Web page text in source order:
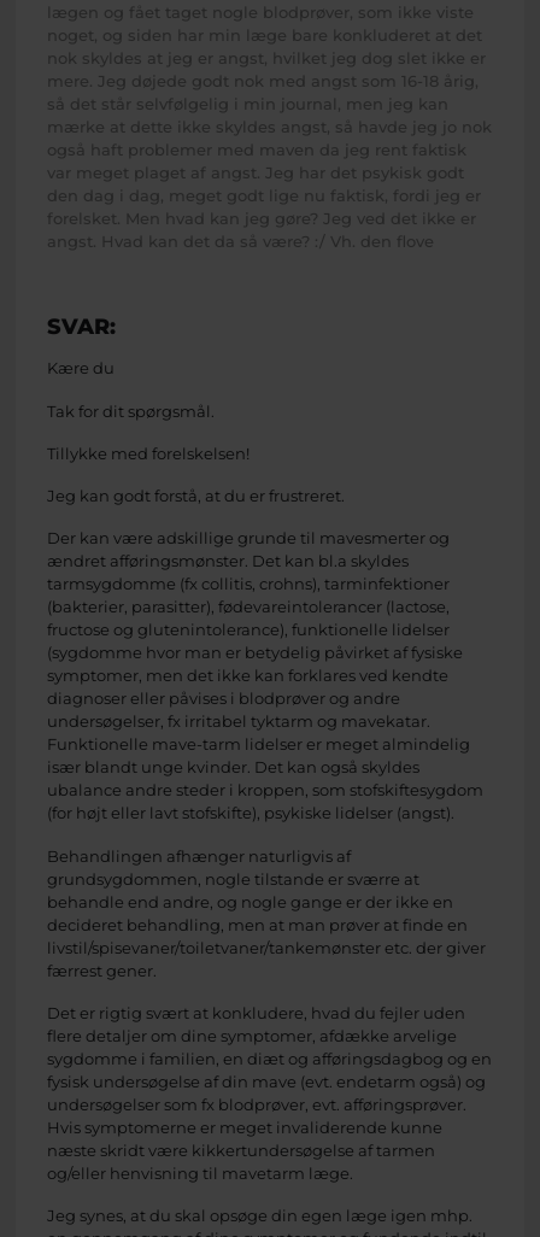
lægen og fået taget nogle blodprøver, som ikke viste
noget, og siden har min læge bare konkluderet at det
nok skyldes at jeg er angst, hvilket jeg dog slet ikke er
mere. Jeg døjede godt nok med angst som 16-18 årig,
så det står selvfølgelig i min journal, men jeg kan
mærke at dette ikke skyldes angst, så havde jeg jo nok
også haft problemer med maven da jeg rent faktisk
var meget plaget af angst. Jeg har det psykisk godt
den dag i dag, meget godt lige nu faktisk, fordi jeg er
forelsket. Men hvad kan jeg gøre? Jeg ved det ikke er
angst. Hvad kan det da så være? :/ Vh. den flove
SVAR:
Kære du
Tak for dit spørgsmål.
Tillykke med forelskelsen!
Jeg kan godt forstå, at du er frustreret.
Der kan være adskillige grunde til mavesmerter og
ændret afføringsmønster. Det kan bl.a skyldes
tarmsygdomme (fx collitis, crohns), tarminfektioner
(bakterier, parasitter), fødevareintolerancer (lactose,
fructose og glutenintolerance), funktionelle lidelser
(sygdomme hvor man er betydelig påvirket af fysiske
symptomer, men det ikke kan forklares ved kendte
diagnoser eller påvises i blodprøver og andre
undersøgelser, fx irritabel tyktarm og mavekatar.
Funktionelle mave-tarm lidelser er meget almindelig
især blandt unge kvinder. Det kan også skyldes
ubalance andre steder i kroppen, som stofskiftesygdom
(for højt eller lavt stofskifte), psykiske lidelser (angst).
Behandlingen afhænger naturligvis af
grundsygdommen, nogle tilstande er sværre at
behandle end andre, og nogle gange er der ikke en
decideret behandling, men at man prøver at finde en
livstil/spisevaner/toiletvaner/tankemønster etc. der giver
færrest gener.
Det er rigtig svært at konkludere, hvad du fejler uden
flere detaljer om dine symptomer, afdække arvelige
sygdomme i familien, en diæt og afføringsdagbog og en
fysisk undersøgelse af din mave (evt. endetarm også) og
undersøgelser som fx blodprøver, evt. afføringsprøver.
Hvis symptomerne er meget invaliderende kunne
næste skridt være kikkertundersøgelse af tarmen
og/eller henvisning til mavetarm læge.
Jeg synes, at du skal opsøge din egen læge igen mhp.